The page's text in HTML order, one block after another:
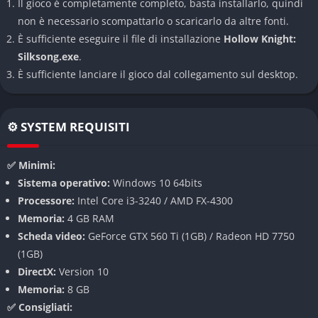
👉 Caratteristiche principali di Hollow
Knight: Silksong
Nuove abilità acrobatiche e strumenti unici
permettono di affrontare gli scontri in maniera più rapida e
richiedendo però anche riflessi pronti e un controllo maggiore
della verticalità delle arene.
Un mondo completamente nuovo da esplorare
Pharloom è una terra luminosa e ingannevole, piena di zone
inedite che spaziano da città dorate fino a lande oscure e
sotterranee. Ogni ambiente è disegnato a mano con dettagli
maniacali e ospita nemici unici, NPC enigmatici e segreti che
ricompensano l’esplorazione.
Il gioco è completamente completo, basta installarlo, quindi
non è necessario scompattarlo o scaricarlo da altre fonti.
È sufficiente eseguire il file di installazione Hollow Knight:
Silksong.exe.
È sufficiente lanciare il gioco dal collegamento sul desktop.
⚙️ SYSTEM REQUISITI
✅ Minimi:
Sistema operativo: Windows 10 64bits
Processore: Intel Core i3-3240 / AMD FX-4300
Memoria: 4 GB RAM
Scheda video: GeForce GTX 560 Ti (1GB) / Radeon HD 7750
(1GB)
DirectX: Version 10
Memoria: 8 GB
✅ Consigliati: